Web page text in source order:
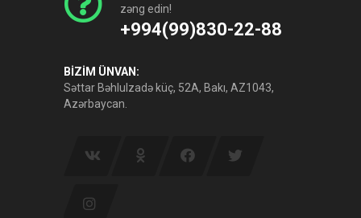
zəng edin!
+994(99)830-22-88
BİZİM ÜNVAN:
Səttar Bəhlulzadə küç, 52A, Bakı, AZ1043,
Azərbaycan.